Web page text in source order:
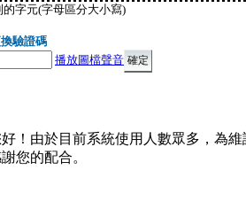
字元(字母區分大小寫)
驗證碼
播放圖檔聲音
！由於目前系統使用人數眾多，為
您的配合。